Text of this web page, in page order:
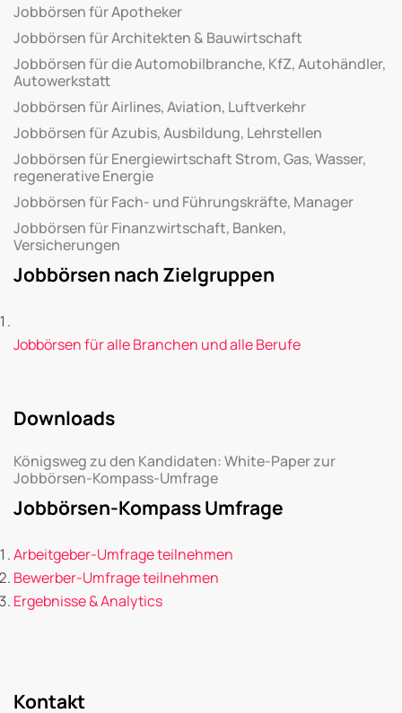
Jobbörsen für Apotheker
Jobbörsen für Architekten & Bauwirtschaft
Jobbörsen für die Automobilbranche, KfZ, Autohändler,
Autowerkstatt
Jobbörsen für Airlines, Aviation, Luftverkehr
Jobbörsen für Azubis, Ausbildung, Lehrstellen
Jobbörsen für Energiewirtschaft Strom, Gas, Wasser,
regenerative Energie
Jobbörsen für Fach- und Führungskräfte, Manager
Jobbörsen für Finanzwirtschaft, Banken,
Versicherungen
Jobbörsen nach Zielgruppen
Jobbörsen für alle Branchen und alle Berufe
Downloads
Königsweg zu den Kandidaten: White-Paper zur
Jobbörsen-Kompass-Umfrage
Jobbörsen-Kompass Umfrage
Arbeitgeber-Umfrage teilnehmen
Bewerber-Umfrage teilnehmen
Ergebnisse & Analytics
Kontakt